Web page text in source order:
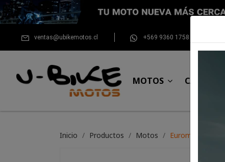
ventas@ubikemotos.cl +569 9360 1758
MOTOS CASCOS
Inicio Productos Motos Euromot